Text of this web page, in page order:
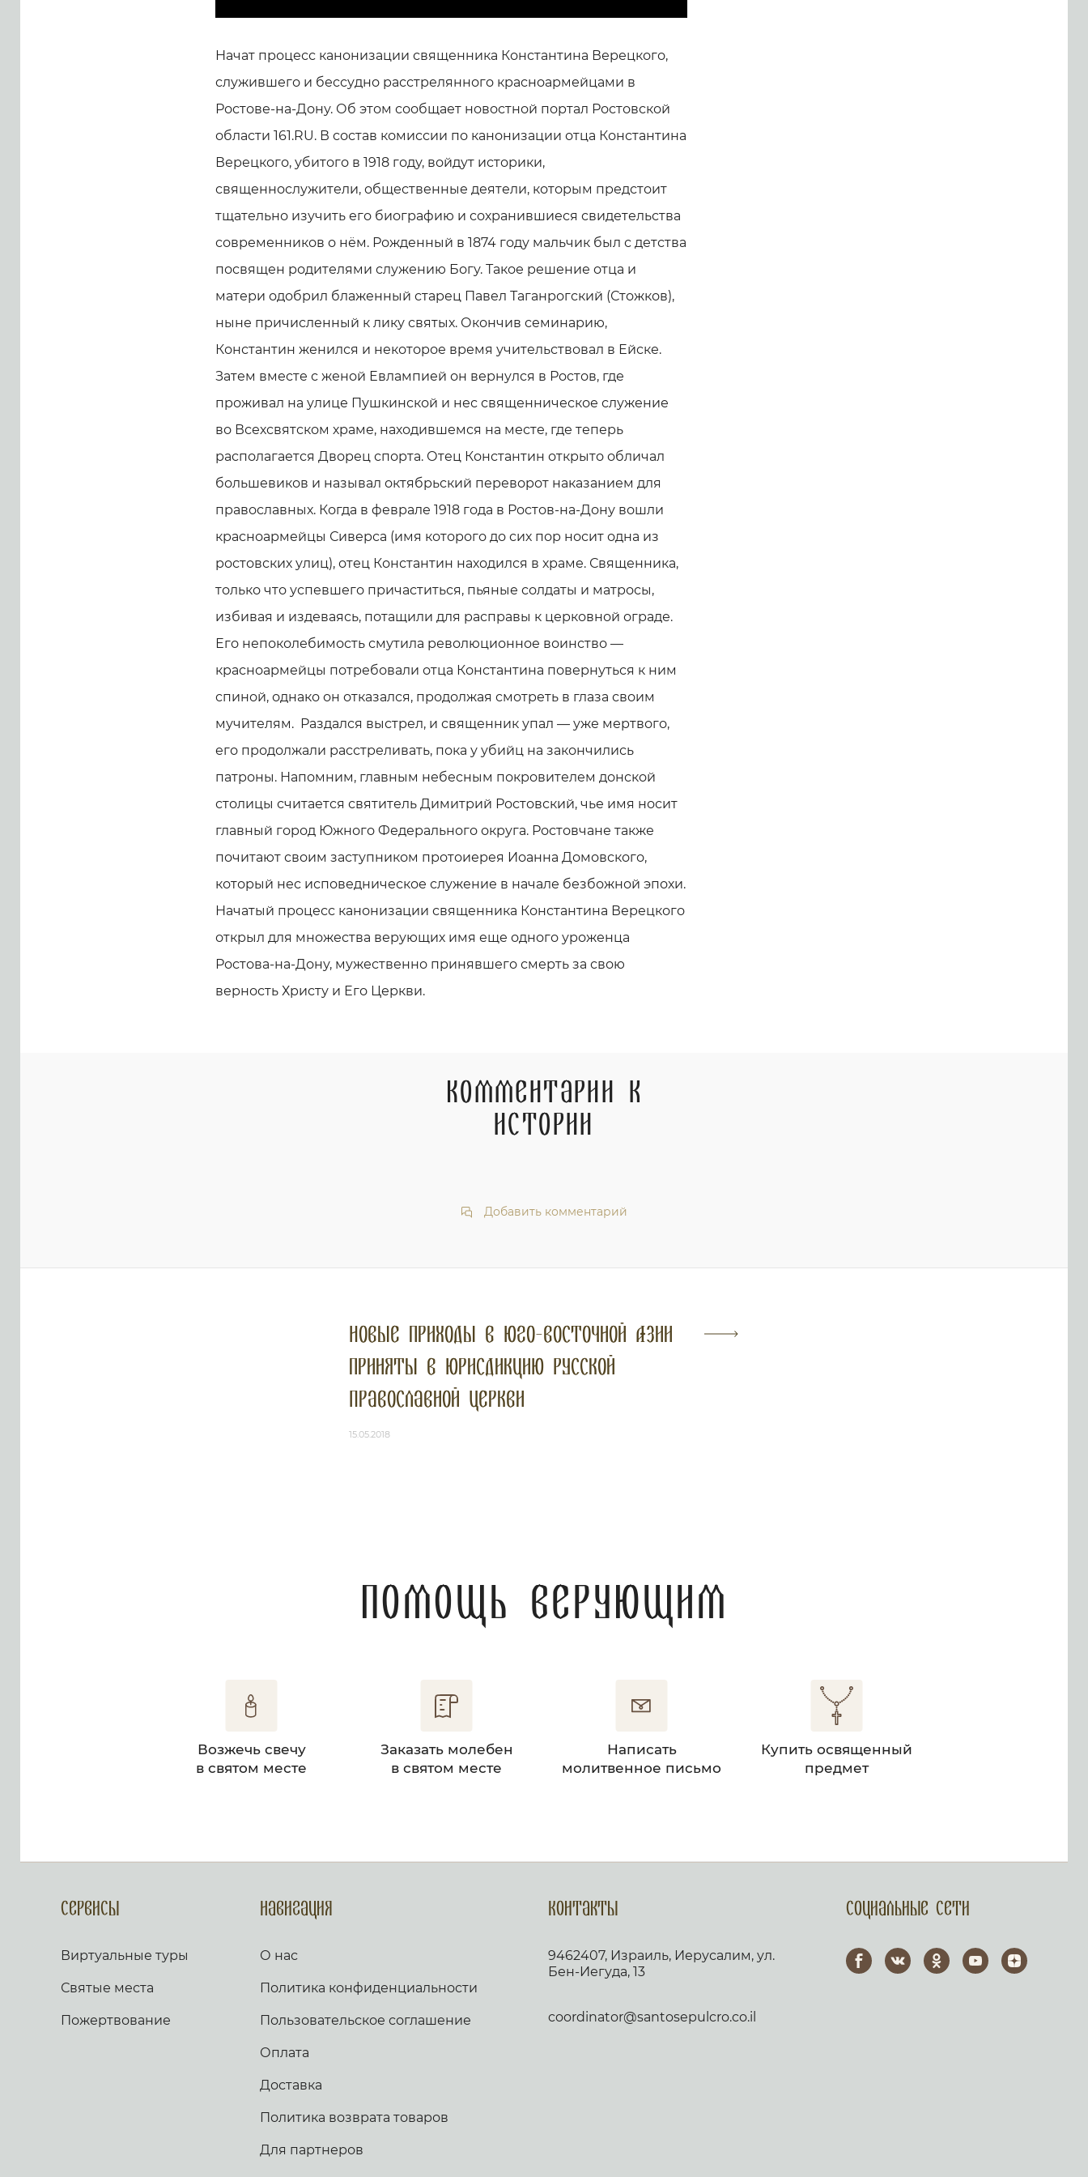
Начат процесс канонизации священника Константина Верецкого,
служившего и бессудно расстрелянного красноармейцами в
Ростове-на-Дону. Об этом сообщает новостной портал Ростовской
области 161.RU. В состав комиссии по канонизации отца Константина
Верецкого, убитого в 1918 году, войдут историки,
священнослужители, общественные деятели, которым предстоит
тщательно изучить его биографию и сохранившиеся свидетельства
современников о нём. Рожденный в 1874 году мальчик был с детства
посвящен родителями служению Богу. Такое решение отца и
матери одобрил блаженный старец Павел Таганрогский (Стожков),
ныне причисленный к лику святых. Окончив семинарию,
Константин женился и некоторое время учительствовал в Ейске.
Затем вместе с женой Евлампией он вернулся в Ростов, где
проживал на улице Пушкинской и нес священническое служение
во Всехсвятском храме, находившемся на месте, где теперь
располагается Дворец спорта. Отец Константин открыто обличал
большевиков и называл октябрьский переворот наказанием для
православных. Когда в феврале 1918 года в Ростов-на-Дону вошли
красноармейцы Сиверса (имя которого до сих пор носит одна из
ростовских улиц), отец Константин находился в храме. Священника,
только что успевшего причаститься, пьяные солдаты и матросы,
избивая и издеваясь, потащили для расправы к церковной ограде.
Его непоколебимость смутила революционное воинство —
красноармейцы потребовали отца Константина повернуться к ним
спиной, однако он отказался, продолжая смотреть в глаза своим
мучителям. Раздался выстрел, и священник упал — уже мертвого,
его продолжали расстреливать, пока у убийц на закончились
патроны. Напомним, главным небесным покровителем донской
столицы считается святитель Димитрий Ростовский, чье имя носит
главный город Южного Федерального округа. Ростовчане также
почитают своим заступником протоиерея Иоанна Домовского,
который нес исповедническое служение в начале безбожной эпохи.
Начатый процесс канонизации священника Константина Верецкого
открыл для множества верующих имя еще одного уроженца
Ростова-на-Дону, мужественно принявшего смерть за свою
верность Христу и Его Церкви.
Комментарии к
истории
Добавить комментарий
Новые приходы в юго-восточной Азии
приняты в юрисдикцию Русской
Православной Церкви
15.05.2018
Помощь верующим
Возжечь свечу
в святом месте
Заказать молебен
в святом месте
Написать
молитвенное письмо
Купить освященный
предмет
Сервисы
Виртуальные туры
Святые места
Пожертвование
Навигация
О нас
Политика конфиденциальности
Пользовательское соглашение
Оплата
Доставка
Политика возврата товаров
Для партнеров
Контакты
9462407, Израиль, Иерусалим, ул.
Бен-Иегуда, 13
coordinator@santosepulcro.co.il
Социальные сети